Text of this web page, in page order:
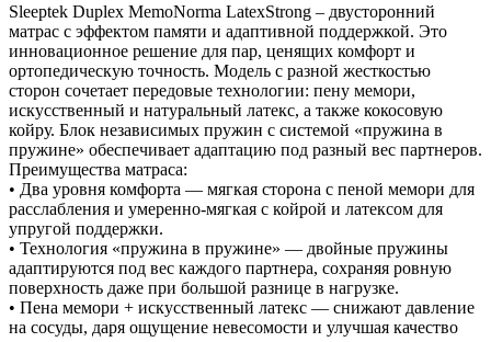
Sleeptek Duplex MemoNorma LatexStrong – двусторонний
матрас с эффектом памяти и адаптивной поддержкой. Это
инновационное решение для пар, ценящих комфорт и
ортопедическую точность. Модель с разной жесткостью
сторон сочетает передовые технологии: пену мемори,
искусственный и натуральный латекс, а также кокосовую
койру. Блок независимых пружин с системой «пружина в
пружине» обеспечивает адаптацию под разный вес партнеров.
Преимущества матраса:
• Два уровня комфорта — мягкая сторона с пеной мемори для
расслабления и умеренно-мягкая с койрой и латексом для
упругой поддержки.
• Технология «пружина в пружине» — двойные пружины
адаптируются под вес каждого партнера, сохраняя ровную
поверхность даже при большой разнице в нагрузке.
• Пена мемори + искусственный латекс — снижают давление
на сосуды, даря ощущение невесомости и улучшая качество